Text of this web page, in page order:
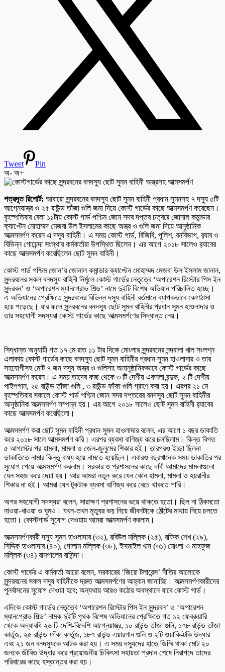
Tweet
Pin
অ- অ+
পত্রদূত রিপোর্ট: আবারো সুন্দরবনের বনদস্যু ছোট সুমন বাহিনী প্রধান সুমনসহ ৭ দস্যু ৫টি
আগ্নেয়াস্ত্র ও ২৫ রাউন্ড তাঁজা গুলি জমা দিয়ে কোস্ট গার্ডের কাছে আত্মসমর্পণ করেছেন।
বৃহস্পতিবার বেলা ১১টায় কোস্ট গার্ড পশ্চিম জোন সদর দপ্তর চত্বরে জোনাল কমান্ডার
ক্যাপ্টেন মোহাম্মদ মেজবা উল ইসলামের কাছে অস্ত্র ও গুলি জমা দিয়ে আনুষ্ঠানিক
আত্মসমর্পণ করেন এ দস্যু বাহিনী। এ সময় কোস্ট গার্ড, বিজিবি, পুলিশ, বনবিভাগ, র‌্যাব ও
বিভিন্ন গোয়েন্দা সংস্থার কর্মকর্তারা উপস্থিত ছিলেন। এর আগে ২০১৮ সালেও র‌্যাবের
কাছে আত্মসমর্পণ করেছিলেন ছোট সুমন বাহিনী।
কোস্ট গার্ড পশ্চিম জোন’র জোনাল কমান্ডার ক্যাপ্টেন মোহাম্মদ মেজবা উল ইসলাম জানান,
সুন্দরবনের সকল বনদস্যু বাহিনী নির্মুলে কোস্ট গার্ডের নেতৃত্বে ‘অপারেশন রিস্টোর পিস ইন
সুন্দরবন’ ও ‘অপারেশন ম্যানগ্রোভ শিল্ড’ নামে দুইটি বিশেষ অভিযান পরিচালিত হচ্ছে।
এ অভিযানের প্রেক্ষিতে সুন্দরবনের বিভিন্ন দস্যু বাহিনী বর্তমানে ব্যাপকভাবে কোণঠাসা
হয়ে পড়েছে। যার ফলে সুন্দরবনের বনদস্যু ছোট সুমন বাহিনীর প্রধান সুমন হাওলাদার ও
তার সহযোগী সদস্যরা কোস্ট গার্ডের কাছে আত্মসমর্পণের সিদ্ধান্ত নেয়।
সিদ্ধান্ত অনুযায়ী গত ১৭ মে রাত ১১ টার দিকে মোংলার সুন্দরবনের নন্দবালা খাল সংলগ্ন
এলাকায় কোস্ট গার্ডের কাছে বনদস্যু ছোট সুমন বাহিনীর প্রধান সুমন হাওলাদার ও তার
সহযোগীসহ মোট ৭ জন দস্যু অস্ত্র ও গুলিসহ অনানুষ্ঠানিকভাবে কোস্ট গার্ডের কাছে
আত্মসমর্পণ করেন। এ সময় তাদের কাছ থেকে ৩ টি দেশীয় একনলা বন্দুক, ২ টি দেশীয়
পাইপগান, ২৫ রাউন্ড তাঁজা গুলি , ৩ রাউন্ড ফাঁকা গুলি গ্রহণ করা হয়। এরপর ২১ মে
বৃহস্পতিবার সকালে কোস্ট গার্ড পশ্চিম জোন সদর দপ্তরের বনদস্যু ছোট সুমন বাহিনীর
আনুষ্ঠানিক আত্মসমর্পণ সম্পন্ন হয়। এর আগে ২০১৮ সালেও ছোট সুমন বাহিনী র‌্যাবের
কাছে আত্মসমর্পণ করেছিলো।
আত্মসমর্পণ করা ছোট সুমন বাহিনী প্রধান সুমন হাওলাদার বলেন, এর আগে ১ বছর ডাকাতি
করে ২০১৮ সালে আত্মসমর্পণ করি। এরপর ব্যবসা বাণিজ্য করে চলছিলাম। কিন্ত বিগত
৫ আগস্টের পর হামলা, মামলা ও জেল-জুলুমের শিকার হই। তারপরও ইচ্ছা ছিলনা
ডাকাতিতে নামার কিন্তু বাধ্য হয়ে নামতে হয়েছিল। এবারও বছরখানেক সময় ডাকাতির পর
সুযোগ পেয়ে আত্মসমর্পণ করলাম। সরকার ও প্রশাসনের কাছে দাবী আমাদের মামলাগুলো
যেন সহজ করে দেয়া হয়। আর আমরা নতুন করে যেন কোন হামলা, মামলা ও হয়রানীর
শিকার না হই। আমরা যেন টুকটাক ব্যবসা বাণিজ্য করে বেচে থাকতে পারি।
অপর সহযোগী সদস্যরা বলেন, সারাক্ষণ প্রশাসনের ভয়ে থাকতে হতো। ছিল না ঠিকমতো
নাওয়া-খাওয়া ও ঘুমও। যখন-তখন মৃত্যুর ভয় নিয়ে জীবনটাকে ঠোঁটের মাথায় নিয়ে চলতে
হতো। কোস্টগার্ড সুযোগ দেওয়ায় আমরা আত্মসমর্পণ করলাম।
আত্মসমর্পণকারী দস্যু সুমন হাওলাদার (৩২), রবিউল মল্লিক (২৫), রফিক শেখ (২৯),
সিদ্দিক হাওলাদার (৪০), গোলাম মল্লিক (৩৮), ইসমাইল খান (৩১) মোংলা ও মাহফুজ
মল্লিক (৩৪) রামপালের বাসিন্দা।
কোস্ট গার্ডের এ কর্মকর্তা আরো বলেন, সরকারের ‘জিরো টলারেন্স’ নীতির আলোকে
সুন্দরবনের সকল দস্যু বাহিনীকে দ্রুত আত্মসমর্পণের আহ্বান জানাচ্ছি। আত্মসমর্পণকারীদের
পুনর্বাসনের সুযোগ দেওয়া হবে; অন্যথায় আরও কঠোর অবস্থানে যাবে কোস্ট গার্ড।
এদিকে কোস্ট গার্ডের নেতৃত্বে ‘অপারেশন রিস্টোর পিস ইন সুন্দরবন’ ও ‘অপারেশন
ম্যানগ্রোভ শিল্ড’ নামক দুইটি পৃথক বিশেষ অভিযানের প্রেক্ষিতে গত ১২ ফেব্রুয়ারি
থেকে অদ্যাবধি ২৬ টি দেশি-বিদেশি আগ্নেয়াস্ত্র, ১০ রাউন্ড তাঁজা গুলি, ১৭৮ রাউন্ড তাঁজা
কার্তুজ, ২৫ রাউন্ড ফাঁকা কার্তুজ, ১৮৭ রাউন্ড এয়ারগান গুলি ও ২টি ওয়াকি-টকি উদ্ধার
এবং ২১ জন বনদস্যুকে আটক করা হয়। এ সময় দস্যুদের হাতে জিম্মি থাকা মোট ২০
জনকে জীবিত উদ্ধার করে প্রয়োজনীয় চিকিৎসা সহায়তা প্রদান শেষে নিরাপদে তাদের
পরিবারের কাছে হস্তান্তর করা হয়।